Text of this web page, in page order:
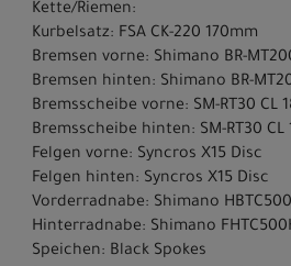
Kette/Riemen:
Kurbelsatz: FSA CK-220 170mm
Bremsen vorne: Shimano BR-
Bremsen hinten: Shimano BR-
Bremsscheibe vorne: SM-RT30 CL
Bremsscheibe hinten: SM-RT30 CL
Felgen vorne: Syncros X15 Disc
Felgen hinten: Syncros X15 Disc
Vorderradnabe: Shimano
Hinterradnabe: Shimano
Speichen: Black Spokes